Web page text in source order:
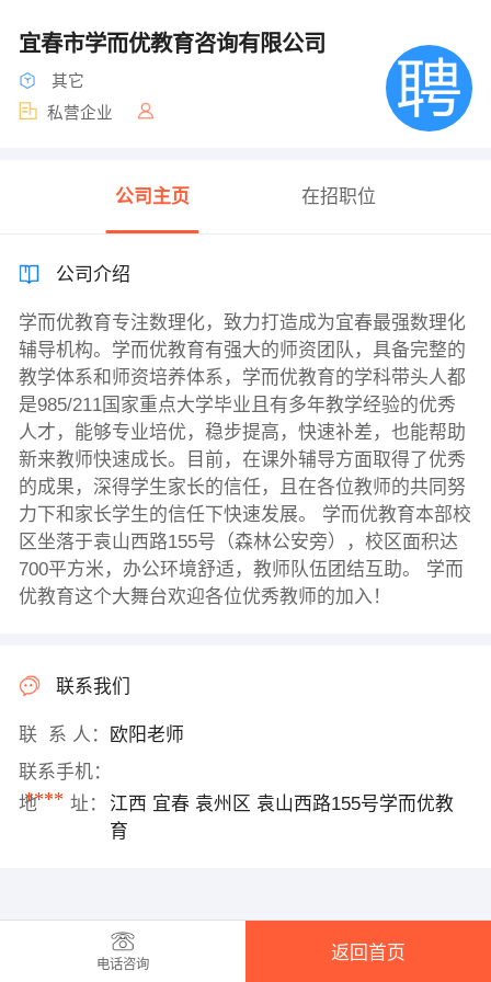
宜春市学而优教育咨询有限公司
其它
私营企业
公司主页 在招职位
公司介绍
学而优教育专注数理化，致力打造成为宜春最强数理化
辅导机构。学而优教育有强大的师资团队，具备完整的
教学体系和师资培养体系，学而优教育的学科带头人都
是985/211国家重点大学毕业且有多年教学经验的优秀
人才，能够专业培优，稳步提高，快速补差，也能帮助
新来教师快速成长。目前，在课外辅导方面取得了优秀
的成果，深得学生家长的信任，且在各位教师的共同努
力下和家长学生的信任下快速发展。 学而优教育本部校
区坐落于袁山西路155号（森林公安旁），校区面积达
700平方米，办公环境舒适，教师队伍团结互助。 学而
优教育这个大舞台欢迎各位优秀教师的加入！
联系我们
联 系 人：
欧阳老师
联系手机：
****
地 址：
江西 宜春 袁州区 袁山西路155号学而优教
育
电话咨询
返回首页